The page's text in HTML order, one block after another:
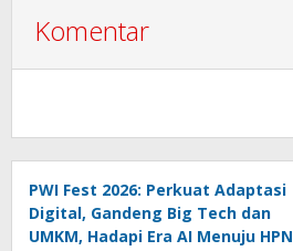
Komentar
PWI Fest 2026: Perkuat Adaptasi
Digital, Gandeng Big Tech dan
UMKM, Hadapi Era AI Menuju HPN